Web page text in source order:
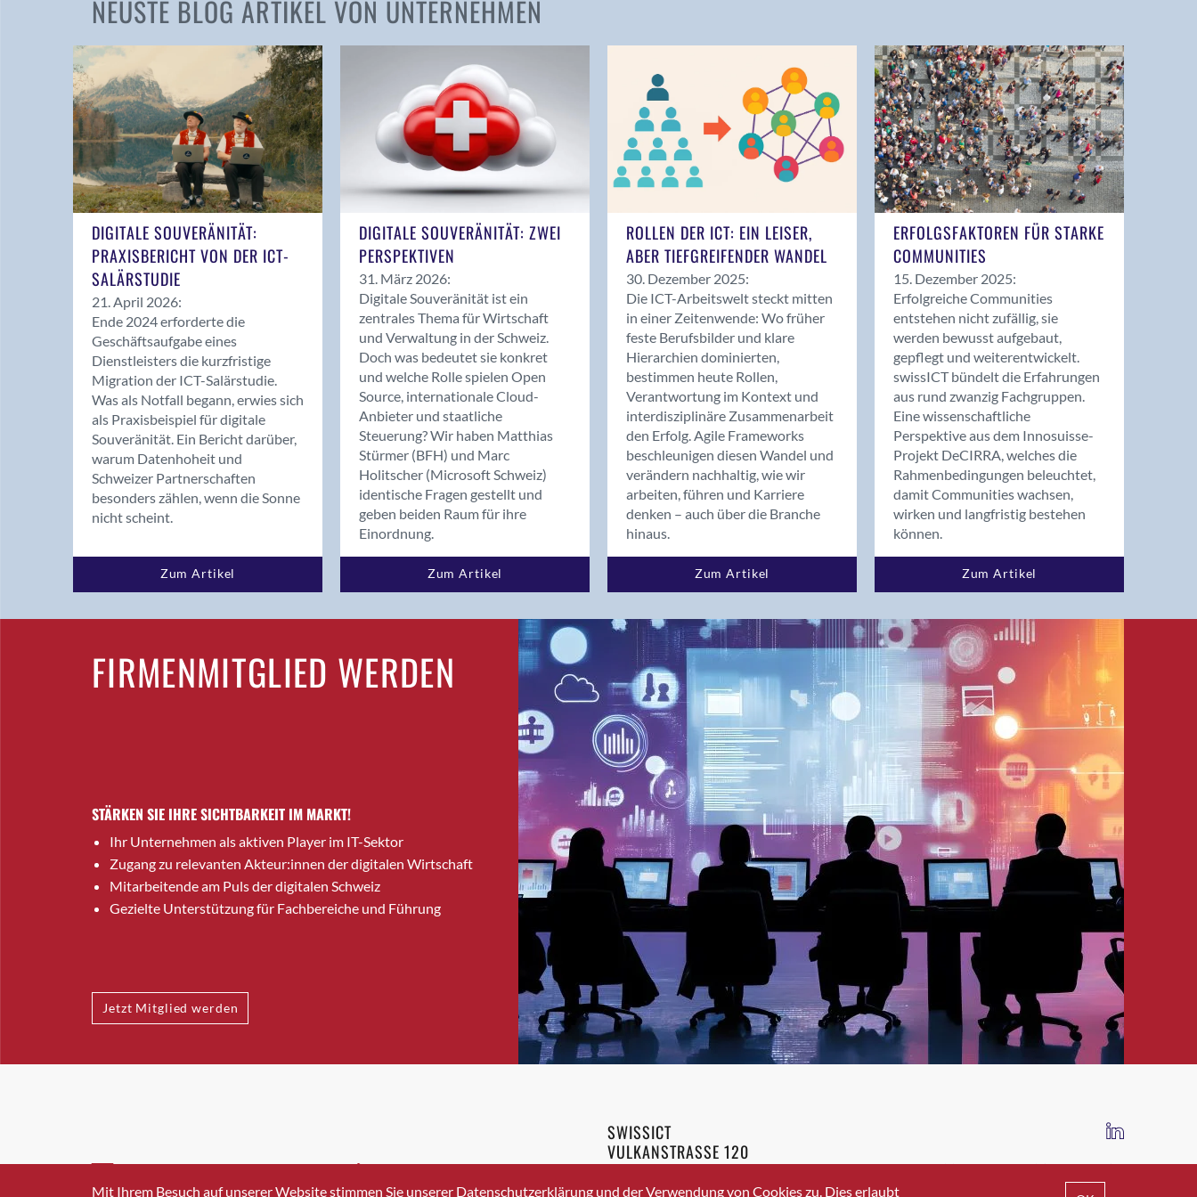
Andelfingen
Balsthal
Balzers
Bassersdorf
Benken (SG)
Bergdietikon
Bern - Liebefeld
Bolligen
Bonaduz
Bonstetten
Bottighofen
Bremgarten bei Bern
Brig-Glis
Bronschhofen
Brugg AG
Brütten
Bubendorf
Buchs (SG)
Bäretswil
Bülach
Cazis
Cham
Davos Platz
Davos Platz 1
NEUSTE BLOG ARTIKEL VON UNTERNEHMEN
DIGITALE SOUVERÄNITÄT:
PRAXISBERICHT VON DER ICT-
SALÄRSTUDIE
21. April 2026:
Ende 2024 erforderte die
Geschäftsaufgabe eines
Dienstleisters die kurzfristige
Migration der ICT-Salärstudie.
Was als Notfall begann, erwies sich
als Praxisbeispiel für digitale
Souveränität. Ein Bericht darüber,
warum Datenhoheit und
Schweizer Partnerschaften
besonders zählen, wenn die Sonne
nicht scheint.
Zum Artikel
DIGITALE SOUVERÄNITÄT: ZWEI
PERSPEKTIVEN
31. März 2026:
Digitale Souveränität ist ein
zentrales Thema für Wirtschaft
und Verwaltung in der Schweiz.
Doch was bedeutet sie konkret
und welche Rolle spielen Open
Source, internationale Cloud-
Anbieter und staatliche
Steuerung? Wir haben Matthias
Stürmer (BFH) und Marc
Holitscher (Microsoft Schweiz)
identische Fragen gestellt und
geben beiden Raum für ihre
Einordnung.
Zum Artikel
ROLLEN DER ICT: EIN LEISER,
ABER TIEFGREIFENDER WANDEL
30. Dezember 2025:
Die ICT-Arbeitswelt steckt mitten
in einer Zeitenwende: Wo früher
feste Berufsbilder und klare
Hierarchien dominierten,
bestimmen heute Rollen,
Verantwortung im Kontext und
interdisziplinäre Zusammenarbeit
den Erfolg. Agile Frameworks
beschleunigen diesen Wandel und
verändern nachhaltig, wie wir
arbeiten, führen und Karriere
denken – auch über die Branche
hinaus.
Zum Artikel
ERFOLGSFAKTOREN FÜR STARKE
COMMUNITIES
15. Dezember 2025:
Erfolgreiche Communities
entstehen nicht zufällig, sie
werden bewusst aufgebaut,
gepflegt und weiterentwickelt.
swissICT bündelt die Erfahrungen
aus rund zwanzig Fachgruppen.
Eine wissenschaftliche
Perspektive aus dem Innosuisse-
Projekt DeCIRRA, welches die
Rahmenbedingungen beleuchtet,
damit Communities wachsen,
wirken und langfristig bestehen
können.
Zum Artikel
FIRMENMITGLIED WERDEN
STÄRKEN SIE IHRE SICHTBARKEIT IM MARKT!
Ihr Unternehmen als aktiven Player im IT-Sektor
Zugang zu relevanten Akteur:innen der digitalen Wirtschaft
Mitarbeitende am Puls der digitalen Schweiz
Gezielte Unterstützung für Fachbereiche und Führung
Jetzt Mitglied werden
INFO@SWISSICT.CH +41 43 336 40 20
SWISSICT
VULKANSTRASSE 120
8048 ZURICH
IMPRESSUM DATENSCHUTZ AGB
Mit Ihrem Besuch auf unserer Website stimmen Sie unserer Datenschutzerklärung und der Verwendung von Cookies zu. Dies erlaubt